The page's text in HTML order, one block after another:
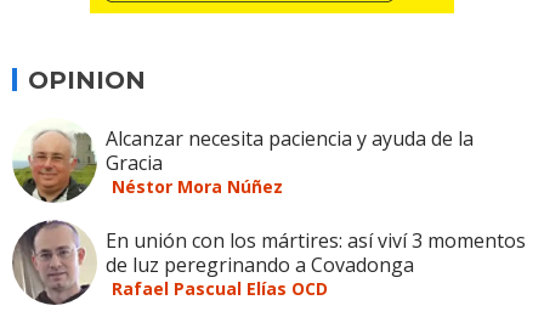
OPINION
Alcanzar necesita paciencia y ayuda de la
Gracia
Néstor Mora Núñez
En unión con los mártires: así viví 3 momentos
de luz peregrinando a Covadonga
Rafael Pascual Elías OCD